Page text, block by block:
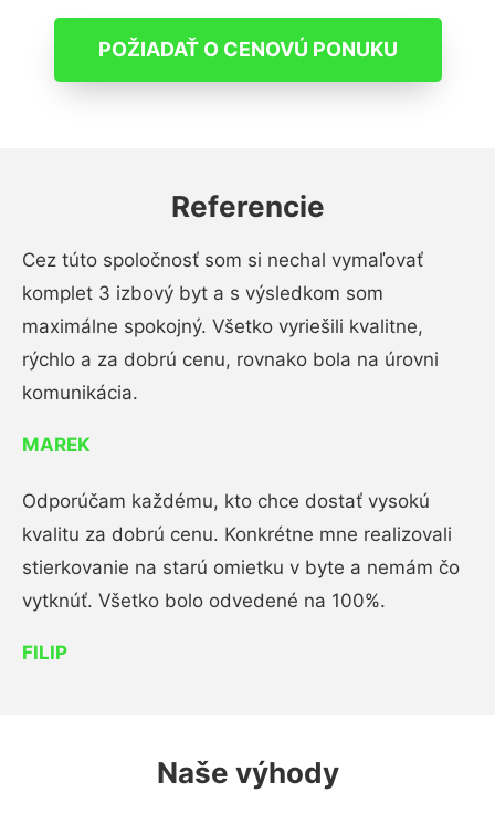
POŽIADAŤ O CENOVÚ PONUKU
Referencie
Cez túto spoločnosť som si nechal vymaľovať
komplet 3 izbový byt a s výsledkom som
maximálne spokojný. Všetko vyriešili kvalitne,
rýchlo a za dobrú cenu, rovnako bola na úrovni
komunikácia.
MAREK
Odporúčam každému, kto chce dostať vysokú
kvalitu za dobrú cenu. Konkrétne mne realizovali
stierkovanie na starú omietku v byte a nemám čo
vytknúť. Všetko bolo odvedené na 100%.
FILIP
Naše výhody